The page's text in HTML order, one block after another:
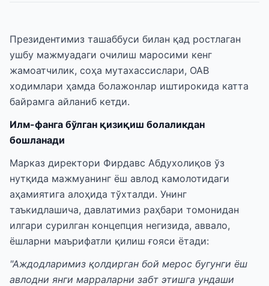
Президентимиз ташаббуси билан қад ростлаган
ушбу мажмуадаги очилиш маросими кенг
жамоатчилик, соҳа мутахассислари, ОАВ
ходимлари ҳамда болажонлар иштирокида катта
байрамга айланиб кетди.
Илм-фанга бўлган қизиқиш болаликдан
бошланади
Марказ директори Фирдавс Абдухолиқов ўз
нутқида мажмуанинг ёш авлод камолотидаги
аҳамиятига алоҳида тўхталди. Унинг
таъкидлашича, давлатимиз раҳбари томонидан
илгари сурилган концепция негизида, аввало,
ёшларни маърифатли қилиш ғояси ётади:
"Аждодларимиз қолдирган бой мерос бугунги ёш
авлодни янги марраларни забт этишга ундаши